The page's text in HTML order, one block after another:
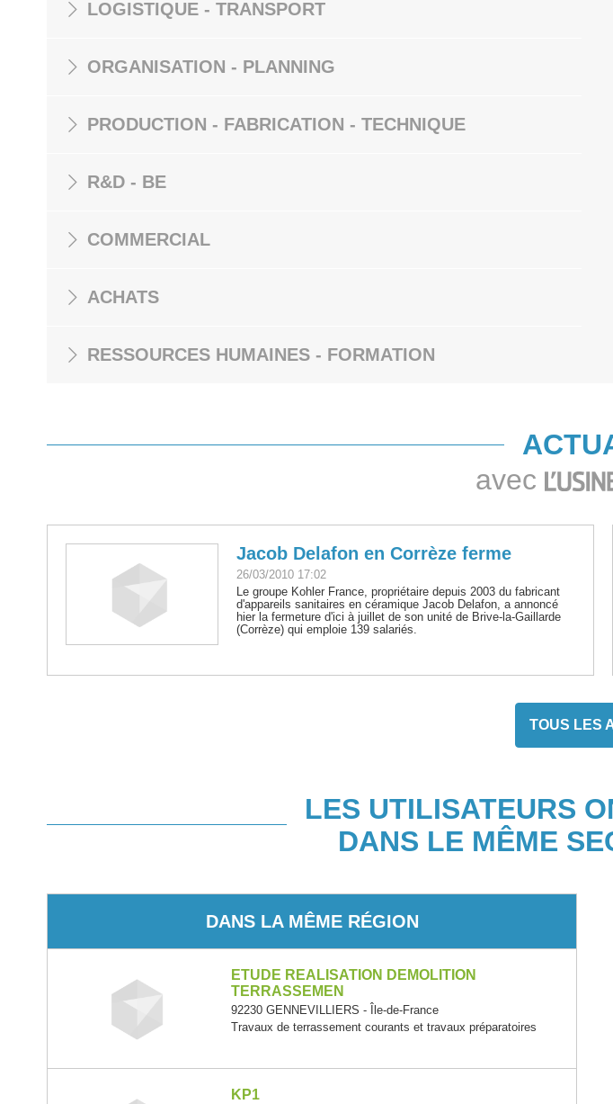
LOGISTIQUE - TRANSPORT
ORGANISATION - PLANNING
PRODUCTION - FABRICATION - TECHNIQUE
R&D - BE
COMMERCIAL
ACHATS
RESSOURCES HUMAINES - FORMATION
avec
Jacob Delafon en Corrèze ferme
26/03/2010 17:02
Le groupe Kohler France, propriétaire depuis 2003 du fabricant
d'appareils sanitaires en céramique Jacob Delafon, a annoncé
hier la fermeture d'ici à juillet de son unité de Brive-la-Gaillarde
(Corrèze) qui emploie 139 salariés.
TOUS LES
LES UTILISATEURS
DANS LE MÊME
DANS LA MÊME RÉGION
ETUDE REALISATION DEMOLITION
TERRASSEMEN
92230 GENNEVILLIERS - Île-de-France
Travaux de terrassement courants et travaux préparatoires
KP1